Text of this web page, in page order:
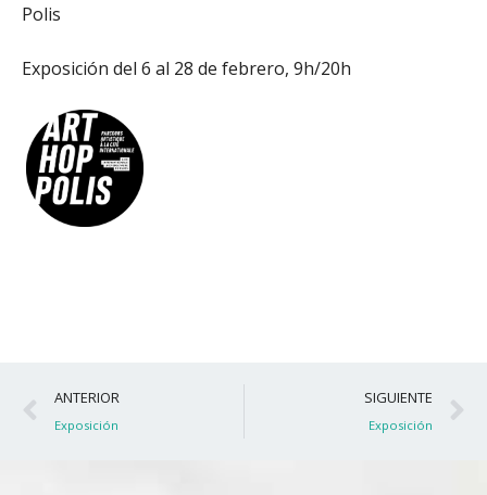
Polis
Exposición del 6 al 28 de febrero, 9h/20h
Ant
ANTERIOR
Exposición
SIGUIENTE
Exposición